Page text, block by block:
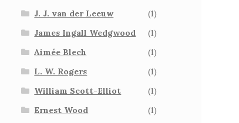
J. J. van der Leeuw
(1)
James Ingall Wedgwood
(1)
Aimée Blech
(1)
L. W. Rogers
(1)
William Scott-Elliot
(1)
Ernest Wood
(1)